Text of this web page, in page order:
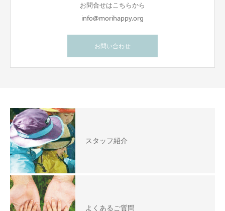
お問合せはこちらから
info@morihappy.org
お問い合わせ
スタッフ紹介
よくあるご質問